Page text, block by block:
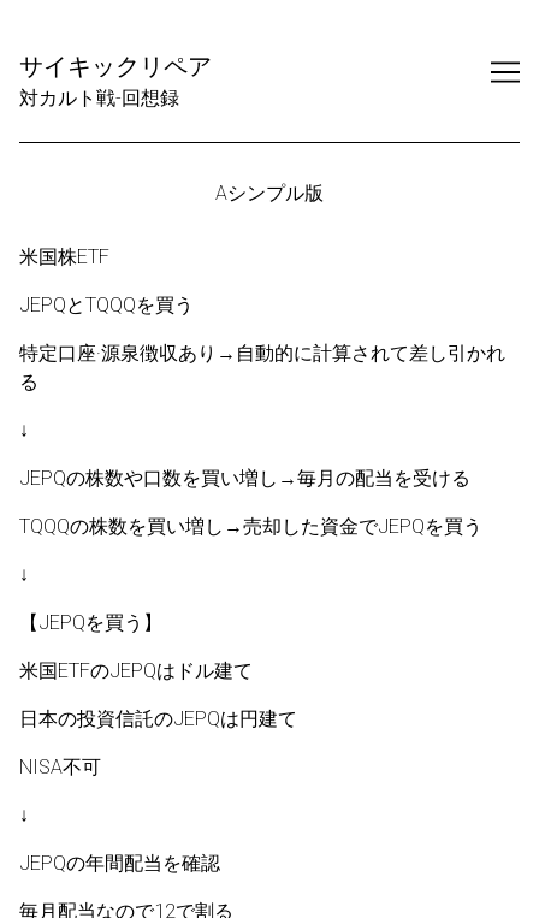
Content
サイキックリペア
対カルト戦-回想録
Aシンプル版
米国株ETF
JEPQとTQQQを買う
特定口座·源泉徴収あり→自動的に計算されて差し引かれ
る
↓
JEPQの株数や口数を買い増し→毎月の配当を受ける
TQQQの株数を買い増し→売却した資金でJEPQを買う
↓
【JEPQを買う】
米国ETFのJEPQはドル建て
日本の投資信託のJEPQは円建て
NISA不可
↓
JEPQの年間配当を確認
毎月配当なので12で割る